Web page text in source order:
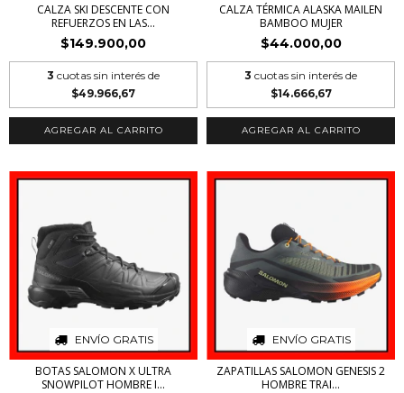
CALZA SKI DESCENTE CON
REFUERZOS EN LAS...
$149.900,00
3 cuotas sin interés de
$49.966,67
AGREGAR AL CARRITO
CALZA TÉRMICA ALASKA MAILEN
BAMBOO MUJER
$44.000,00
3 cuotas sin interés de
$14.666,67
AGREGAR AL CARRITO
ENVÍO GRATIS
BOTAS SALOMON X ULTRA
SNOWPILOT HOMBRE I...
ENVÍO GRATIS
ZAPATILLAS SALOMON GENESIS 2
HOMBRE TRAI...